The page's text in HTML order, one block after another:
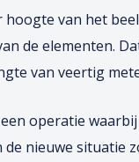
van het
de elementen.
van veertig
operatie
nieuwe